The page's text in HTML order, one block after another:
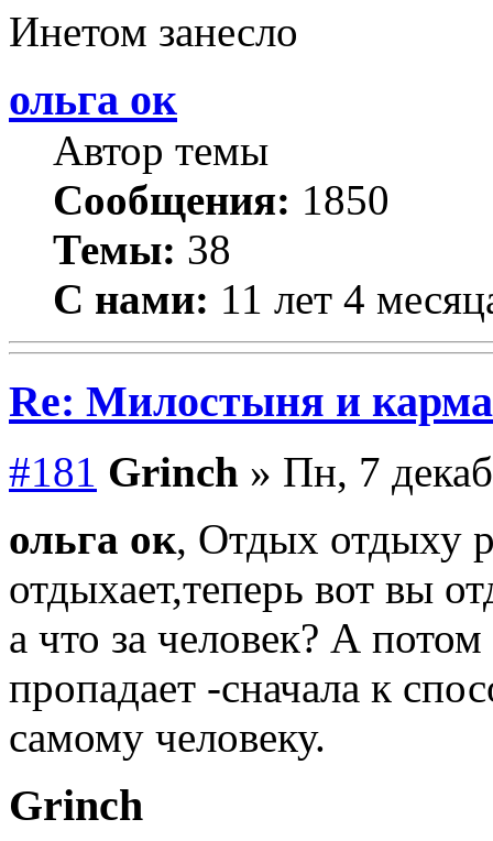
Инетом занесло
ольга ок
Автор темы
Сообщения: 1850
Темы: 38
С нами: 11 лет 4
Re: Милостыня и карма
#181 Grinch » Пн, 7
ольга ок, Отдых отдыху
отдыхает,теперь вот вы
а что за человек? А
пропадает -сначала к
самому человеку.
Grinch